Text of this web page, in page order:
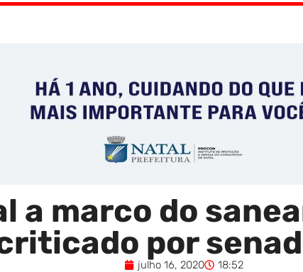
a marco do
por
julho 16, 2020 18:52